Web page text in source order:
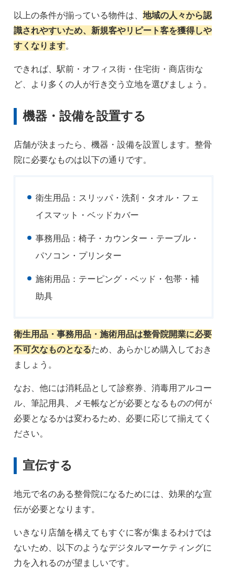
以上の条件が揃っている物件は、 地域の人々から認
識されやすいため、新規客やリピート客を獲得しや
すくなります。
できれば、駅前・オフィス街・住宅街・商店街な
ど、より多くの人が行き交う立地を選びましょう。
機器・設備を設置する
店舗が決まったら、機器・設備を設置します。整骨
院に必要なものは以下の通りです。
衛生用品：スリッパ・洗剤・タオル・フェ
イスマット・ベッドカバー
事務用品：椅子・カウンター・テーブル・
パソコン・プリンター
施術用品：テーピング・ベッド・包帯・補
助具
衛生用品・事務用品・施術用品は整骨院開業に必要
不可欠なものとなるため、あらかじめ購入しておき
ましょう。
なお、他には消耗品として診察券、消毒用アルコー
ル、筆記用具、メモ帳などが必要となるものの何が
必要となるかは変わるため、必要に応じて揃えてく
ださい。
宣伝する
地元で名のある整骨院になるためには、効果的な宣
伝が必要となります。
いきなり店舗を構えてもすぐに客が集まるわけでは
ないため、以下のようなデジタルマーケティングに
力を入れるのが望ましいです。